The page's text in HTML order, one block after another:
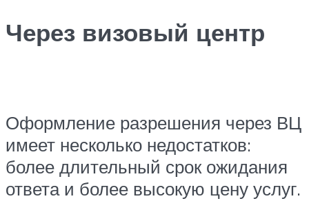
Через визовый центр
Оформление разрешения через ВЦ
имеет несколько недостатков:
более длительный срок ожидания
ответа и более высокую цену услуг.